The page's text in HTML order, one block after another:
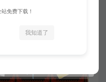
免费下载！
我知道了